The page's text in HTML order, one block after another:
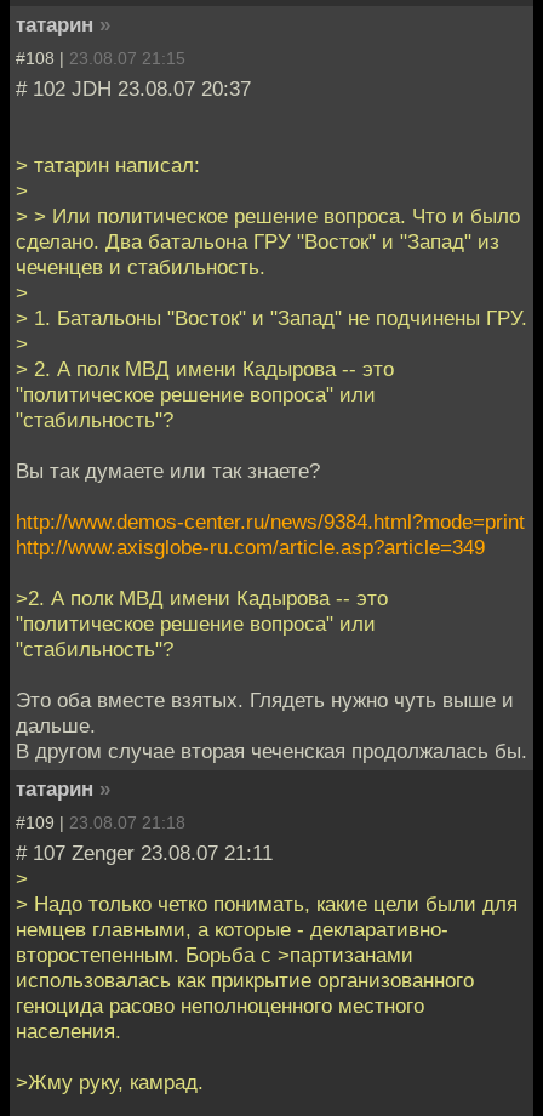
татарин »
#108 | 23.08.07 21:15
# 102 JDH 23.08.07 20:37
> татарин написал:
>
> > Или политическое решение вопроса. Что и было
сделано. Два батальона ГРУ "Восток" и "Запад" из
чеченцев и стабильность.
>
> 1. Батальоны "Восток" и "Запад" не подчинены ГРУ.
>
> 2. А полк МВД имени Кадырова -- это
"политическое решение вопроса" или
"стабильность"?
Вы так думаете или так знаете?
http://www.demos-center.ru/news/9384.html?mode=print
http://www.axisglobe-ru.com/article.asp?article=349
>2. А полк МВД имени Кадырова -- это
"политическое решение вопроса" или
"стабильность"?
Это оба вместе взятых. Глядеть нужно чуть выше и
дальше.
В другом случае вторая чеченская продолжалась бы.
татарин »
#109 | 23.08.07 21:18
# 107 Zenger 23.08.07 21:11
>
> Надо только четко понимать, какие цели были для
немцев главными, а которые - декларативно-
второстепенным. Борьба с >партизанами
использовалась как прикрытие организованного
геноцида расово неполноценного местного
населения.
>Жму руку, камрад.